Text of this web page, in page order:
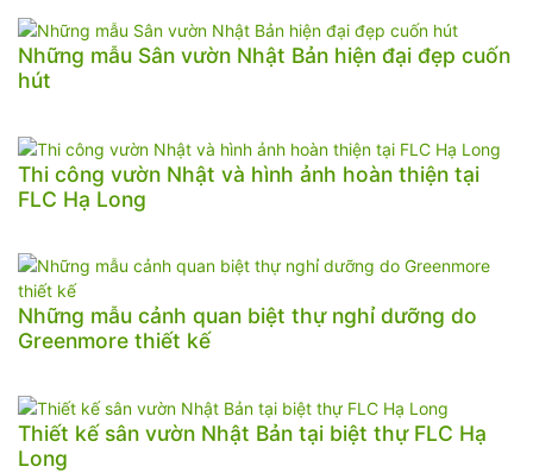
Những mẫu Sân vườn Nhật Bản hiện đại đẹp cuốn
hút
Thi công vườn Nhật và hình ảnh hoàn thiện tại
FLC Hạ Long
Những mẫu cảnh quan biệt thự nghỉ dưỡng do
Greenmore thiết kế
Thiết kế sân vườn Nhật Bản tại biệt thự FLC Hạ
Long